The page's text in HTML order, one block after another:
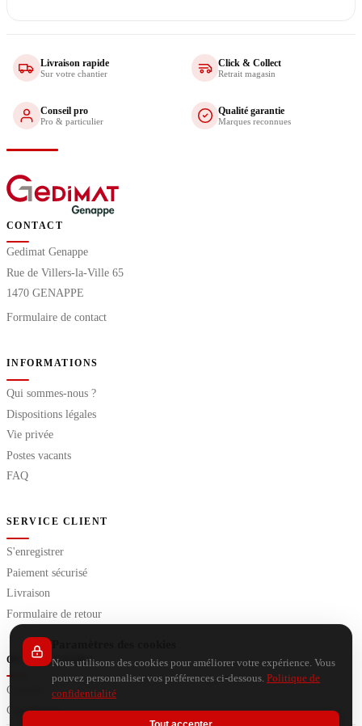
Livraison rapide
Sur votre chantier
Click & Collect
Retrait magasin
Conseil pro
Pro & particulier
Qualité garantie
Marques reconnues
CONTACT
Gedimat Genappe
Rue de Villers-la-Ville 65
1470 GENAPPE
Formulaire de contact
INFORMATIONS
Qui sommes-nous ?
Dispositions légales
Vie privée
Postes vacants
FAQ
SERVICE CLIENT
S'enregistrer
Paiement sécurisé
Livraison
Formulaire de retour
OUTILS EXTRA
Conseils
Calculateurs
Nous utilisons des cookies pour améliorer votre expérience. Vous
pouvez personnaliser vos préférences ci-dessous. Politique de
confidentialité